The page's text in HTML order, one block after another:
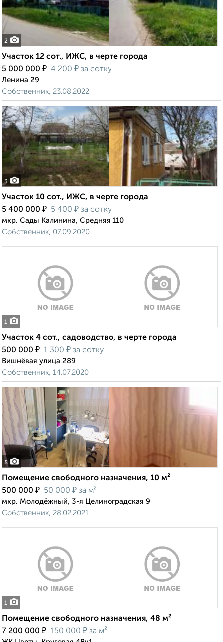
2
Участок 12 сот., ИЖС, в черте города
5 000 000 ₽ 4 200 ₽ за сотку
Ленина 29
Собственник, 23.08.2022
3
Участок 10 сот., ИЖС, в черте города
5 400 000 ₽ 5 400 ₽ за сотку
мкр. Сады Калинина, Средняя 110
Собственник, 07.09.2020
1
Участок 4 сот., садоводство, в черте города
500 000 ₽ 1 300 ₽ за сотку
Вишнёвая улица 289
Собственник, 14.07.2020
8
Помещение свободного назначения, 10 м²
500 000 ₽ 50 000 ₽ за м²
мкр. Молодёжный, 3-я Целиноградская 9
Собственник, 28.02.2021
1
Помещение свободного назначения, 48 м²
7 200 000 ₽ 150 000 ₽ за м²